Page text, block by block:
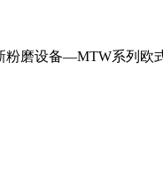
磨设备—MTW系列欧